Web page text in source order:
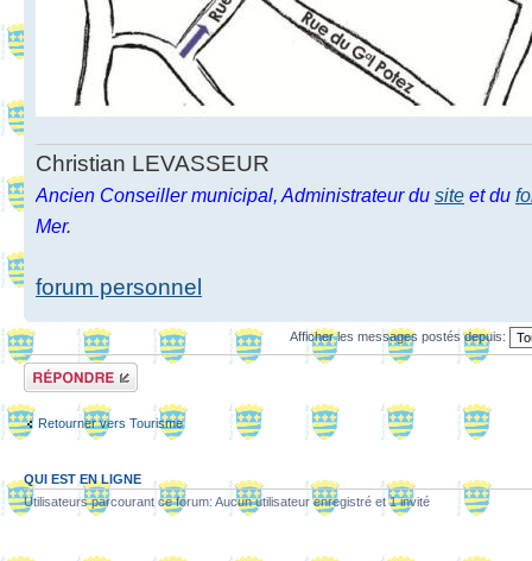
Christian LEVASSEUR
Ancien Conseiller municipal, Administrateur du site et du
Mer.
forum personnel
Afficher les messages postés depuis:
Répondre
Retourner vers Tourisme
QUI EST EN LIGNE
Utilisateurs parcourant ce forum: Aucun utilisateur enregistré et 1 invité